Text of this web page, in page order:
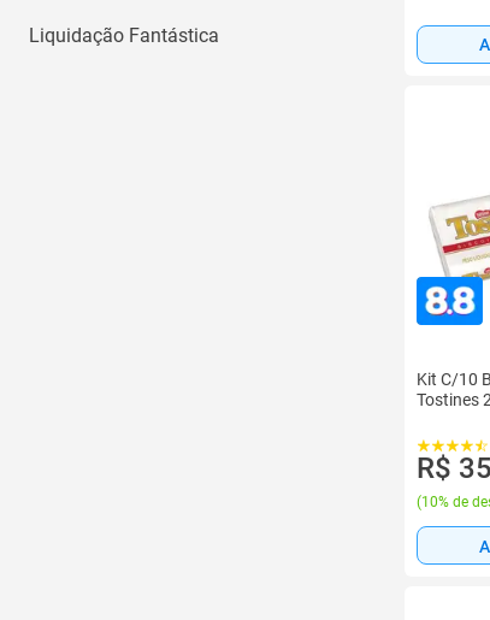
Liquidação Fantástica
Kit C/10
Tostines
R$
(10% de